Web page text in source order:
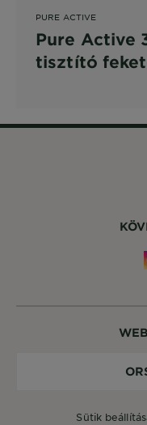
PURE ACTIVE
Pure Active
tisztító
sütik